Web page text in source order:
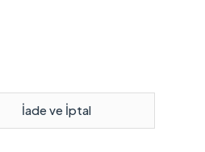
İade ve İptal